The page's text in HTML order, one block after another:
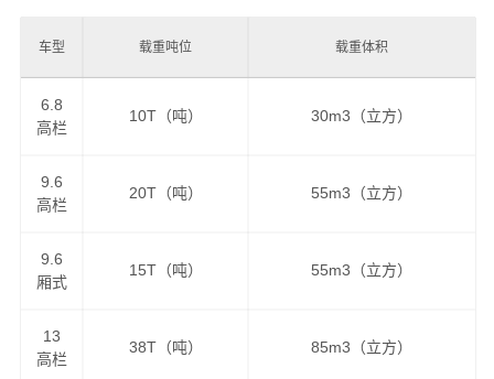
车型 载重吨位 载重体积
6.8
高栏
10T（吨） 30m3（立方）
9.6
高栏
20T（吨） 55m3（立方）
9.6
厢式
15T（吨） 55m3（立方）
13
高栏
38T（吨） 85m3（立方）